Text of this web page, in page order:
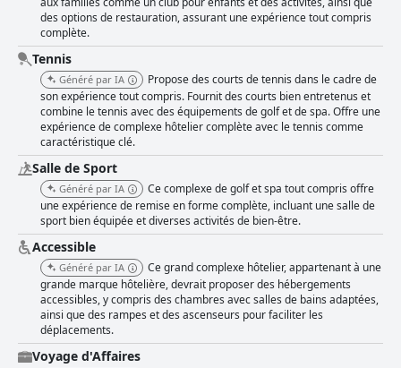
des options de restauration, assurant une expérience tout compris
complète.
Tennis
Généré par IA
Propose des courts de tennis dans le cadre de
son expérience tout compris. Fournit des courts bien entretenus et
combine le tennis avec des équipements de golf et de spa. Offre une
expérience de complexe hôtelier complète avec le tennis comme
caractéristique clé.
Salle de Sport
Généré par IA
Ce complexe de golf et spa tout compris offre
une expérience de remise en forme complète, incluant une salle de
sport bien équipée et diverses activités de bien-être.
Accessible
Généré par IA
Ce grand complexe hôtelier, appartenant à une
grande marque hôtelière, devrait proposer des hébergements
accessibles, y compris des chambres avec salles de bains adaptées,
ainsi que des rampes et des ascenseurs pour faciliter les
déplacements.
Voyage d'Affaires